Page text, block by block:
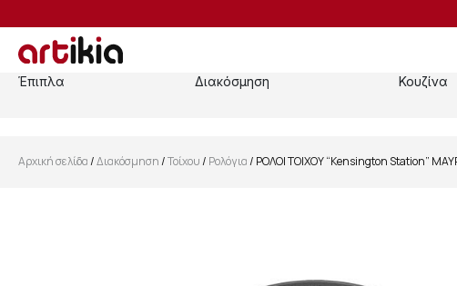
Έπιπλα Διακόσμηση Κουζίνα
Αρχική σελίδα/Διακόσμηση/Τοίχου/ Ρολόγια/ ΡΟΛΟΙ ΤΟΙΧΟΥ “Kensington Station”